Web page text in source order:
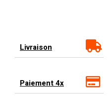
Livraison
Paiement 4x